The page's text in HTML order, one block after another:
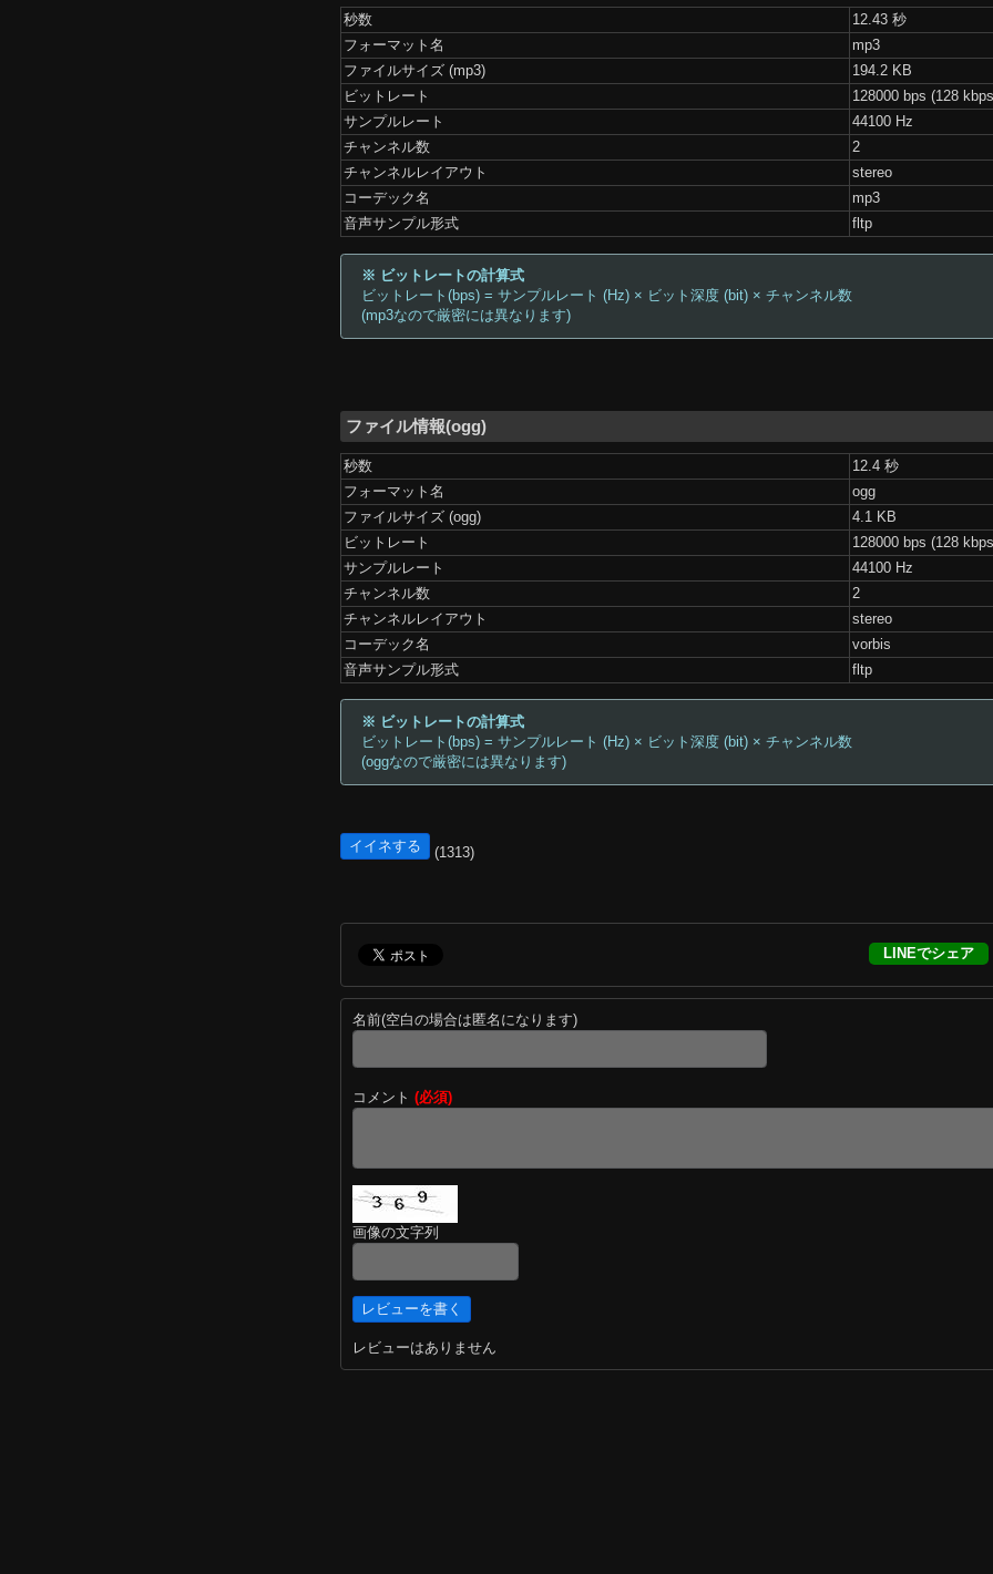
秒数
12.43 秒
フォーマット名
mp3
ファイルサイズ (mp3)
194.2 KB
ビットレート
128000 bps (128
サンプルレート
44100 Hz
チャンネル数
2
チャンネルレイアウト
stereo
コーデック名
mp3
音声サンプル形式
fltp
※ ビットレートの計算式
ビットレート(bps) = サンプルレート (Hz) × ビット深度 (bit) × チャンネル数
(mp3なので厳密には異なります)
ファイル情報(ogg)
秒数
12.4 秒
フォーマット名
ogg
ファイルサイズ (ogg)
4.1 KB
ビットレート
128000 bps (128
サンプルレート
44100 Hz
チャンネル数
2
チャンネルレイアウト
stereo
コーデック名
vorbis
音声サンプル形式
fltp
※ ビットレートの計算式
ビットレート(bps) = サンプルレート (Hz) × ビット深度 (bit) × チャンネル数
(oggなので厳密には異なります)
イイネする (1313)
LINEでシェア
名前(空白の場合は匿名になります)
コメント (必須)
画像の文字列
レビューはありません